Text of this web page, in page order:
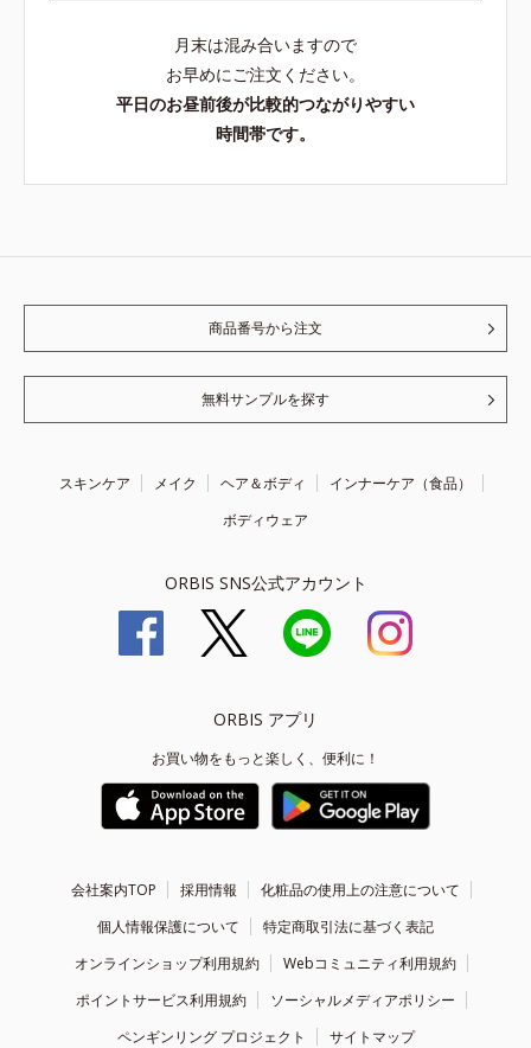
月末は混み合いますので
お早めにご注文ください。
平日のお昼前後が比較的つながりやすい
時間帯です。
商品番号から注文
無料サンプルを探す
スキンケア メイク ヘア＆ボディ
インナーケア（食品）
ボディウェア
ORBIS SNS公式アカウント
ORBIS アプリ
お買い物をもっと楽しく、便利に！
会社案内TOP 採用情報
化粧品の使用上の注意について
個人情報保護について
特定商取引法に基づく表記
オンラインショップ利用規約
Webコミュニティ利用規約
ポイントサービス利用規約
ソーシャルメディアポリシー
ペンギンリング プロジェクト
サイトマップ